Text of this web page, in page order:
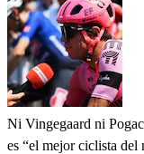
Ni Vingegaard ni
es “el mejor ciclista del